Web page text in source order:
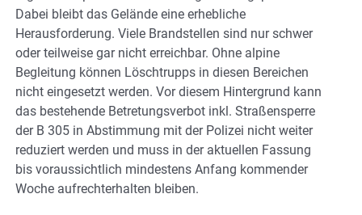
Dabei bleibt das Gelände eine erhebliche
Herausforderung. Viele Brandstellen sind nur schwer
oder teilweise gar nicht erreichbar. Ohne alpine
Begleitung können Löschtrupps in diesen Bereichen
nicht eingesetzt werden. Vor diesem Hintergrund kann
das bestehende Betretungsverbot inkl. Straßensperre
der B 305 in Abstimmung mit der Polizei nicht weiter
reduziert werden und muss in der aktuellen Fassung
bis voraussichtlich mindestens Anfang kommender
Woche aufrechterhalten bleiben.